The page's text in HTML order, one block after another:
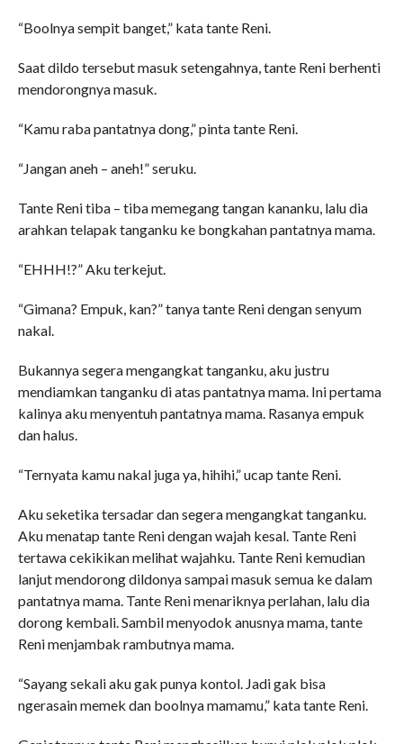
“Boolnya sempit banget,” kata tante Reni.
Saat dildo tersebut masuk setengahnya, tante Reni berhenti
mendorongnya masuk.
“Kamu raba pantatnya dong,” pinta tante Reni.
“Jangan aneh – aneh!” seruku.
Tante Reni tiba – tiba memegang tangan kananku, lalu dia
arahkan telapak tanganku ke bongkahan pantatnya mama.
“EHHH!?” Aku terkejut.
“Gimana? Empuk, kan?” tanya tante Reni dengan senyum
nakal.
Bukannya segera mengangkat tanganku, aku justru
mendiamkan tanganku di atas pantatnya mama. Ini pertama
kalinya aku menyentuh pantatnya mama. Rasanya empuk
dan halus.
“Ternyata kamu nakal juga ya, hihihi,” ucap tante Reni.
Aku seketika tersadar dan segera mengangkat tanganku.
Aku menatap tante Reni dengan wajah kesal. Tante Reni
tertawa cekikikan melihat wajahku. Tante Reni kemudian
lanjut mendorong dildonya sampai masuk semua ke dalam
pantatnya mama. Tante Reni menariknya perlahan, lalu dia
dorong kembali. Sambil menyodok anusnya mama, tante
Reni menjambak rambutnya mama.
“Sayang sekali aku gak punya kontol. Jadi gak bisa
ngerasain memek dan boolnya mamamu,” kata tante Reni.